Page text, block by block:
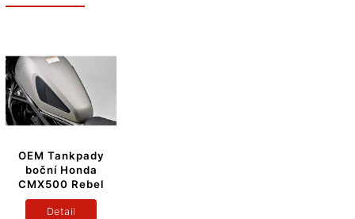
OEM Tankpady
boční Honda
CMX500 Rebel
Detail